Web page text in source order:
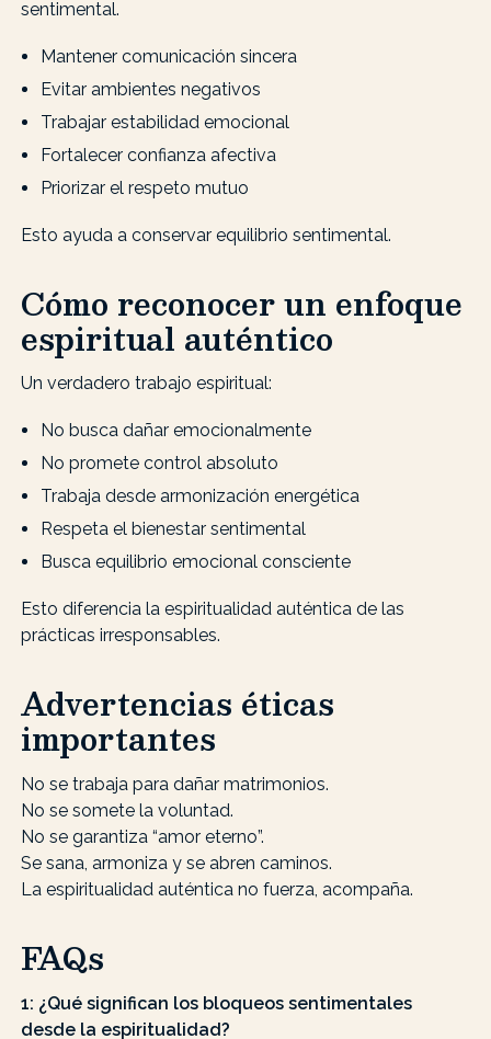
sentimental.
Mantener comunicación sincera
Evitar ambientes negativos
Trabajar estabilidad emocional
Fortalecer confianza afectiva
Priorizar el respeto mutuo
Esto ayuda a conservar equilibrio sentimental.
Cómo reconocer un enfoque
espiritual auténtico
Un verdadero trabajo espiritual:
No busca dañar emocionalmente
No promete control absoluto
Trabaja desde armonización energética
Respeta el bienestar sentimental
Busca equilibrio emocional consciente
Esto diferencia la espiritualidad auténtica de las
prácticas irresponsables.
Advertencias éticas
importantes
No se trabaja para dañar matrimonios.
No se somete la voluntad.
No se garantiza “amor eterno”.
Se sana, armoniza y se abren caminos.
La espiritualidad auténtica no fuerza, acompaña.
FAQs
1: ¿Qué significan los bloqueos sentimentales
desde la espiritualidad?